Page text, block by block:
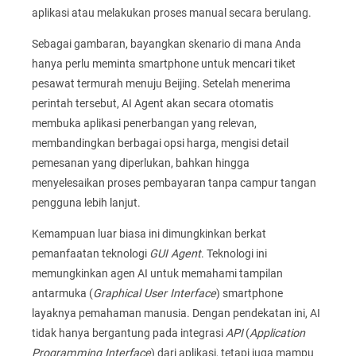
aplikasi atau melakukan proses manual secara berulang.
Sebagai gambaran, bayangkan skenario di mana Anda
hanya perlu meminta smartphone untuk mencari tiket
pesawat termurah menuju Beijing. Setelah menerima
perintah tersebut, AI Agent akan secara otomatis
membuka aplikasi penerbangan yang relevan,
membandingkan berbagai opsi harga, mengisi detail
pemesanan yang diperlukan, bahkan hingga
menyelesaikan proses pembayaran tanpa campur tangan
pengguna lebih lanjut.
Kemampuan luar biasa ini dimungkinkan berkat
pemanfaatan teknologi GUI Agent. Teknologi ini
memungkinkan agen AI untuk memahami tampilan
antarmuka (Graphical User Interface) smartphone
layaknya pemahaman manusia. Dengan pendekatan ini, AI
tidak hanya bergantung pada integrasiAPI(Application
Programming Interface) dari aplikasi, tetapi juga mampu